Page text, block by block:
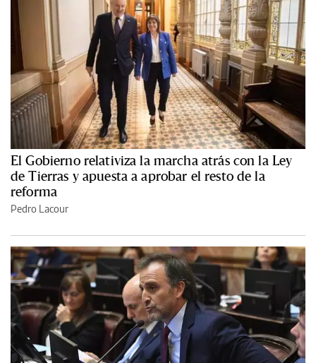
El Gobierno relativiza la marcha atrás con la Ley
de Tierras y apuesta a aprobar el resto de la
reforma
Pedro Lacour